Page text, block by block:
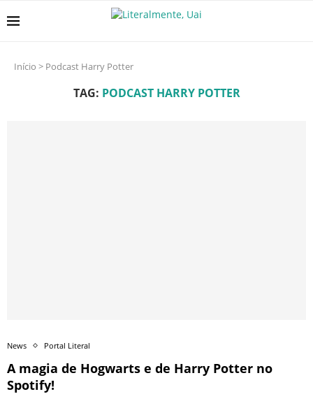
Início > Podcast Harry Potter
TAG: PODCAST HARRY POTTER
News Portal Literal
A magia de Hogwarts e de Harry Potter no
Spotify!